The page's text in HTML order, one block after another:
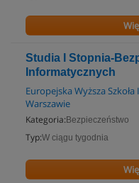
Studia I Stopnia-
Informatycznych
Europejska Wyższa
Warszawie
Kategoria: Bezpieczeństwo
Typ:W ciągu tygodnia